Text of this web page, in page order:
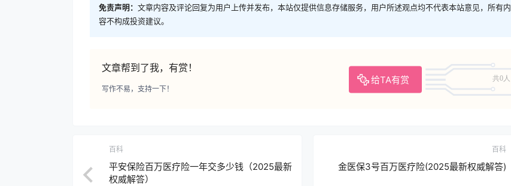
免责声明： 文章内容及评论回复为用户上传并发布，本站仅提供信息存储服务，用户所述观点均不代表本站意见，所有内
容不构成投资建议。
文章帮到了我，有赏！
给TA有赏 共0人
写作不易，支持一下！
百科
平安保险百万医疗险一年交多少钱（2025最新
权威解答）
百科
金医保3号百万医疗险(2025最新权威解答)